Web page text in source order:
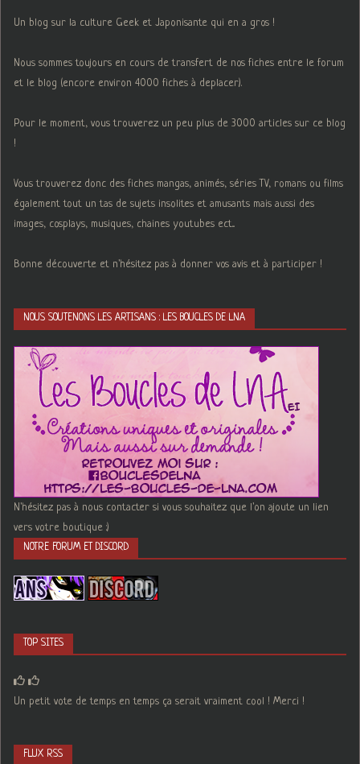
Un blog sur la culture Geek et Japonisante qui en a gros !
Nous sommes toujours en cours de transfert de nos fiches entre le forum
et le blog (encore environ 4000 fiches à deplacer).
Pour le moment, vous trouverez un peu plus de 3000 articles sur ce blog
!
Vous trouverez donc des fiches mangas, animés, séries TV, romans ou films
également tout un tas de sujets insolites et amusants mais aussi des
images, cosplays, musiques, chaines youtubes ect...
Bonne découverte et n'hésitez pas à donner vos avis et à participer !
NOUS SOUTENONS LES ARTISANS : LES BOUCLES DE LNA
N'hésitez pas à nous contacter si vous souhaitez que l'on ajoute un lien
vers votre boutique :)
NOTRE FORUM ET DISCORD
TOP SITES
Un petit vote de temps en temps ça serait vraiment cool ! Merci !
FLUX RSS